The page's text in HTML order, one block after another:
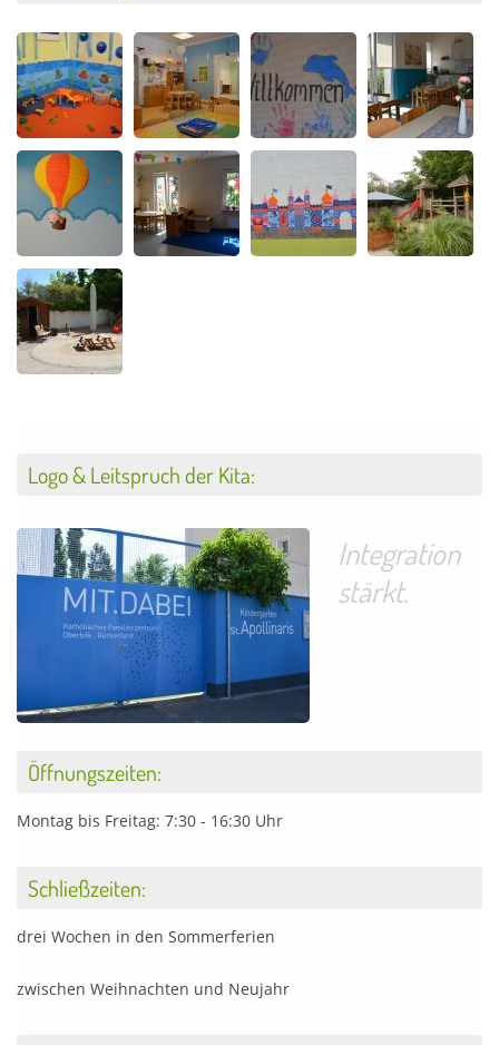
Logo & Leitspruch der Kita:
Integration
stärkt.
Öffnungszeiten:
Montag bis Freitag: 7:30 - 16:30 Uhr
Schließzeiten:
drei Wochen in den Sommerferien
zwischen Weihnachten und Neujahr